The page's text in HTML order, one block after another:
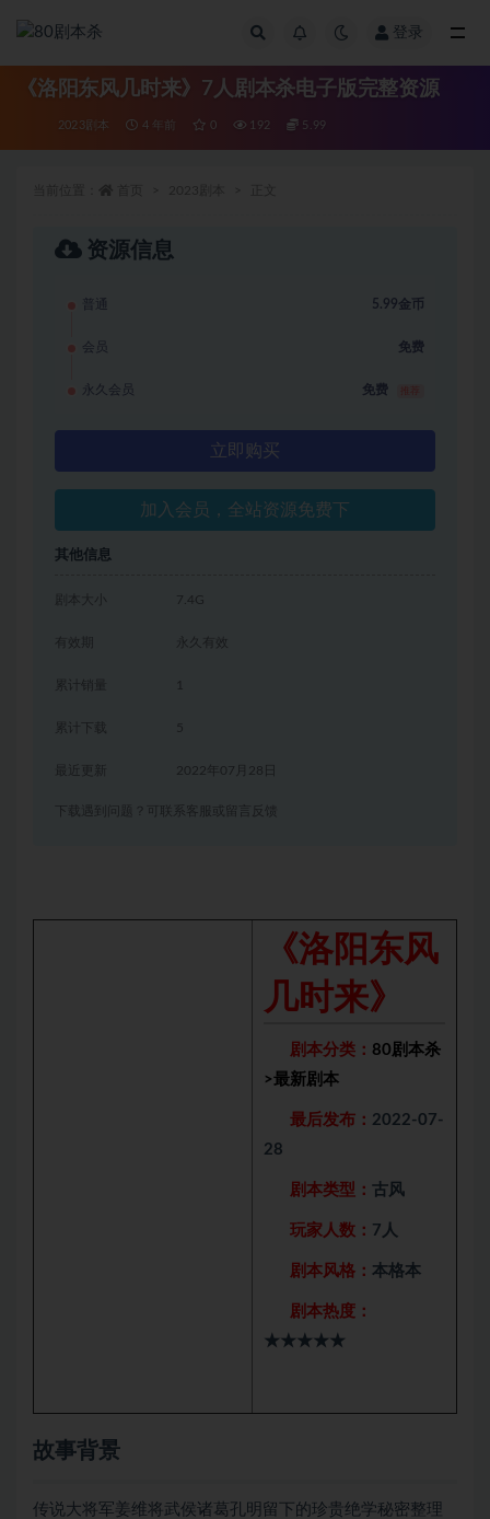
登录
《洛阳东风几时来》7人剧本杀电子版完整资源
2023剧本 4 年前 0 192 5.99
资源信息
普通 5.99金币
会员 免费
永久会员 免费
立即购买
加入会员，全站资源免费下
其他信息
剧本大小 7.4G
有效期 永久有效
累计销量 1
累计下载 5
2022年07月28日
下载遇到问题？可联系客服或留言反馈
《洛阳东风
几时来》
剧本分类： 80剧本杀
>最新剧本
最后发布： 2022-07-
28
剧本类型： 古风
玩家人数： 7人
剧本风格： 本格本
剧本热度：
★★★★★
故事背景
传说大将军姜维将武侯诸葛孔明留下的珍贵绝学秘密整理